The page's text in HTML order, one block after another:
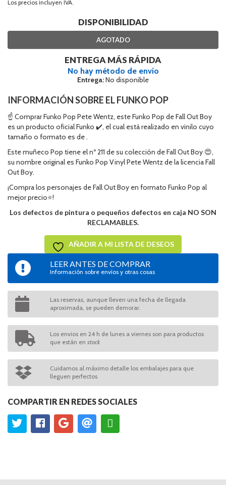
Los precios incluyen IVA.
DISPONIBILIDAD
AGOTADO
ENTREGA MÁS RÁPIDA
No hay método de envío
Entrega:No disponible
INFORMACIÓN SOBRE EL FUNKO POP
☝ Comprar Funko Pop Pete Wentz, este Funko Pop de Fall Out Boy
es un producto oficial Funko ✔️, el cual está realizado en vinilo cuyo
tamaño o formato es de .
Este muñeco Pop tiene el nº 211 de su colección de Fall Out Boy 😍,
su nombre original es Funko Pop Vinyl Pete Wentz de la licencia Fall
Out Boy.
¡Compra los personajes de Fall Out Boy en formato Funko Pop al
mejor precio⭐!
Los defectos de pintura o pequeños defectos en caja NO SON
RECLAMABLES.
AÑADIR A MI LISTA DE DESEOS
LEER ANTES DE COMPRAR
Información sobre envíos y otras cosas
Las reservas, aunque lleven una fecha de llegada
aproximada, se pueden demorar.
Los envios en 24 h de lunes a viernes son para productos
que están en stock
Cuidamos al máximo detalle los embalajes para que
lleguen perfectos
COMPARTIR EN REDES SOCIALES